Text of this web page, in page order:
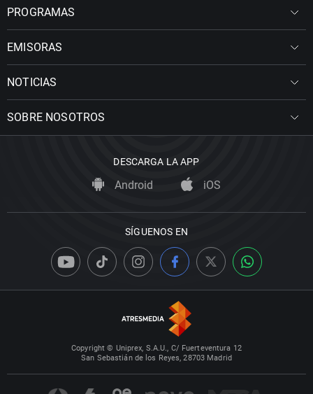
PROGRAMAS
EMISORAS
NOTICIAS
SOBRE NOSOTROS
DESCARGA LA APP
Android iOS
SÍGUENOS EN
Copyright © Uniprex, S.A.U., C/ Fuerteventura 12
San Sebastián de los Reyes, 28703 Madrid